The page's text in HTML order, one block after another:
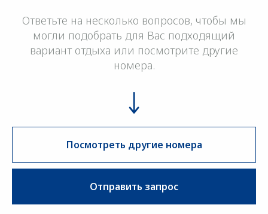
Ответьте на несколько вопросов, чтобы мы
могли подобрать для Вас подходящий
вариант отдыха или посмотрите другие
номера.
Посмотреть другие номера
Отправить запрос